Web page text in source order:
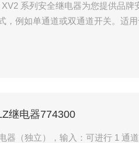
系列安全继电器为您提供品牌
，例如单通道或双通道开关。适
继电器774300
器（独立），输入：可进行 1 通